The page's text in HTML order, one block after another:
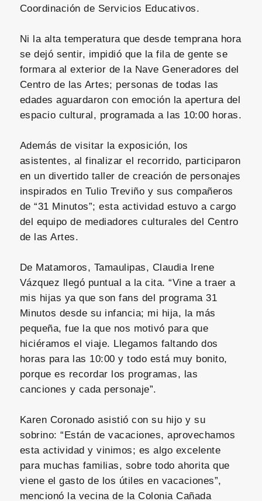
Coordinación de Servicios Educativos.
Ni la alta temperatura que desde temprana hora
se dejó sentir, impidió que la fila de gente se
formara al exterior de la Nave Generadores del
Centro de las Artes; personas de todas las
edades aguardaron con emoción la apertura del
espacio cultural, programada a las 10:00 horas.
Además de visitar la exposición, los
asistentes, al finalizar el recorrido, participaron
en un divertido taller de creación de personajes
inspirados en Tulio Treviño y sus compañeros
de “31 Minutos”; esta actividad estuvo a cargo
del equipo de mediadores culturales del Centro
de las Artes.
De Matamoros, Tamaulipas, Claudia Irene
Vázquez llegó puntual a la cita. “Vine a traer a
mis hijas ya que son fans del programa 31
Minutos desde su infancia; mi hija, la más
pequeña, fue la que nos motivó para que
hiciéramos el viaje. Llegamos faltando dos
horas para las 10:00 y todo está muy bonito,
porque es recordar los programas, las
canciones y cada personaje”.
Karen Coronado asistió con su hijo y su
sobrino: “Están de vacaciones, aprovechamos
esta actividad y vinimos; es algo excelente
para muchas familias, sobre todo ahorita que
viene el gasto de los útiles en vacaciones”,
mencionó la vecina de la Colonia Cañada